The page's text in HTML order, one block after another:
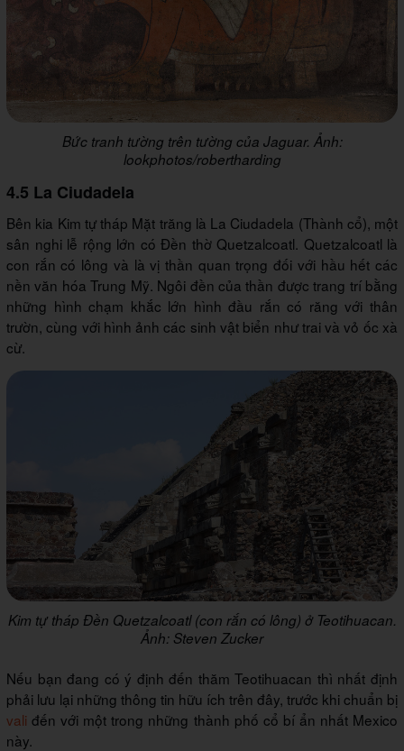
Bức tranh tường trên tường của Jaguar. Ảnh:
lookphotos/robertharding
4.5 La Ciudadela
Bên kia Kim tự tháp Mặt trăng là La Ciudadela (Thành cổ), một
sân nghi lễ rộng lớn có Đền thờ Quetzalcoatl. Quetzalcoatl là
con rắn có lông và là vị thần quan trọng đối với hầu hết các
nền văn hóa Trung Mỹ. Ngôi đền của thần được trang trí bằng
những hình chạm khắc lớn hình đầu rắn có răng với thân
trườn, cùng với hình ảnh các sinh vật biển như trai và vỏ ốc xà
cừ.
Kim tự tháp Đền Quetzalcoatl (con rắn có lông) ở Teotihuacan.
Ảnh: Steven Zucker
Nếu bạn đang có ý định đến thăm Teotihuacan thì nhất định
phải lưu lại những thông tin hữu ích trên đây, trước khi chuẩn bị
vali đến với một trong những thành phố cổ bí ẩn nhất Mexico
này.